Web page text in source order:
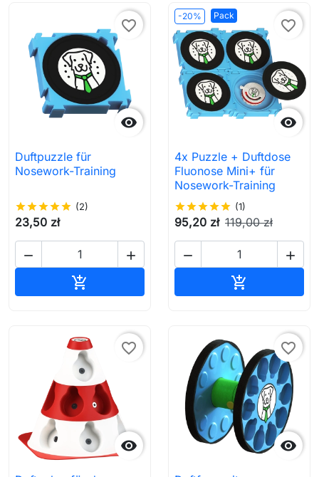

favorite_border
Duftpuzzle für
Nosework-Training
starstarstarstarstar (2)
23,50 zł
 

-20% Pack

favorite_border
4x Puzzle + Duftdose
Fluonose Mini+ für
Nosework-Training
starstarstarstarstar (1)
95,20 zł 119,00 zł
 


favorite_border

favorite_border